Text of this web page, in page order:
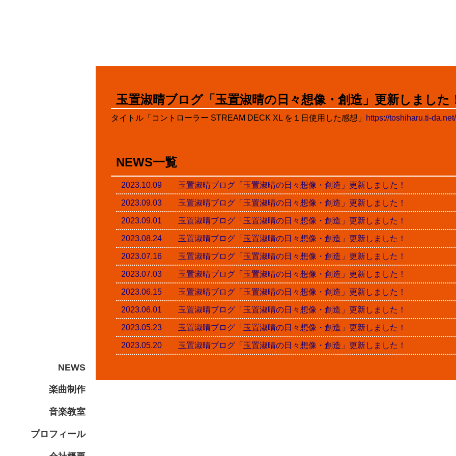
NEWS
楽曲制作
音楽教室
プロフィール
玉置淑晴ブログ「玉置淑晴の日々想像・創造」更新しました
タイトル「コントローラー STREAM DECK XL を１日使用した感想」
https://toshiharu.ti-
NEWS一覧
2023.10.09 玉置淑晴ブログ「玉置淑晴の日々想像・創造」更新しました！
2023.09.03 玉置淑晴ブログ「玉置淑晴の日々想像・創造」更新しました！
2023.09.01 玉置淑晴ブログ「玉置淑晴の日々想像・創造」更新しました！
2023.08.24 玉置淑晴ブログ「玉置淑晴の日々想像・創造」更新しました！
2023.07.16 玉置淑晴ブログ「玉置淑晴の日々想像・創造」更新しました！
2023.07.03 玉置淑晴ブログ「玉置淑晴の日々想像・創造」更新しました！
2023.06.15 玉置淑晴ブログ「玉置淑晴の日々想像・創造」更新しました！
2023.06.01 玉置淑晴ブログ「玉置淑晴の日々想像・創造」更新しました！
2023.05.23 玉置淑晴ブログ「玉置淑晴の日々想像・創造」更新しました！
2023.05.20 玉置淑晴ブログ「玉置淑晴の日々想像・創造」更新しました！